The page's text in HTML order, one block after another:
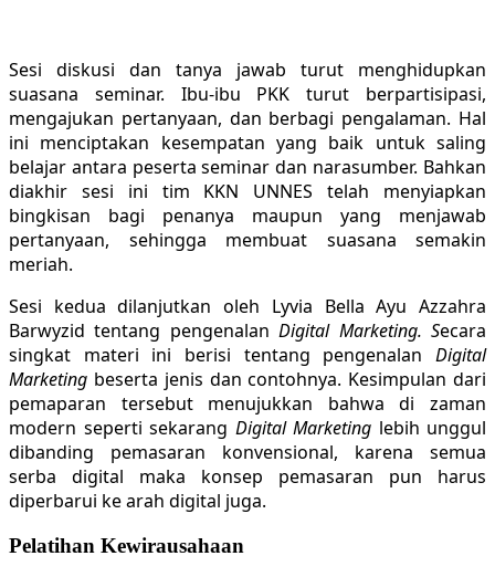
Sesi diskusi dan tanya jawab turut menghidupkan
suasana seminar. Ibu-ibu PKK turut berpartisipasi,
mengajukan pertanyaan, dan berbagi pengalaman. Hal
ini menciptakan kesempatan yang baik untuk saling
belajar antara peserta seminar dan narasumber. Bahkan
diakhir sesi ini tim KKN UNNES telah menyiapkan
bingkisan bagi penanya maupun yang menjawab
pertanyaan, sehingga membuat suasana semakin
meriah.
Sesi kedua dilanjutkan oleh Lyvia Bella Ayu Azzahra
Barwyzid tentang pengenalanDigital Marketing. Secara
singkat materi ini berisi tentang pengenalan Digital
Marketing beserta jenis dan contohnya. Kesimpulan dari
pemaparan tersebut menujukkan bahwa di zaman
modern seperti sekarang Digital Marketing lebih unggul
dibanding pemasaran konvensional, karena semua
serba digital maka konsep pemasaran pun harus
diperbarui ke arah digital juga.
Pelatihan Kewirausahaan